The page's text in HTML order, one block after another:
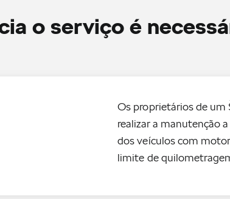
o serviço é
Os proprietários de
realizar a manutenção
dos veículos com
limite de